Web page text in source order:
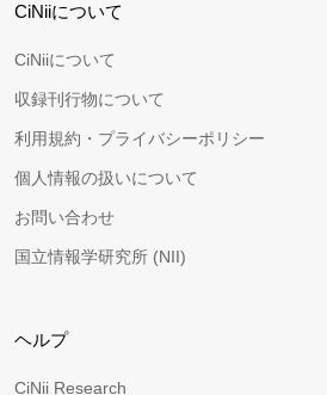
CiNiiについて
CiNiiについて
収録刊行物について
利用規約・プライバシーポリシー
個人情報の扱いについて
お問い合わせ
国立情報学研究所 (NII)
ヘルプ
CiNii Research